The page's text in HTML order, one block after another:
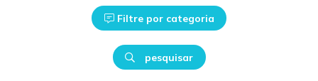
Filtre por categoria
pesquisar